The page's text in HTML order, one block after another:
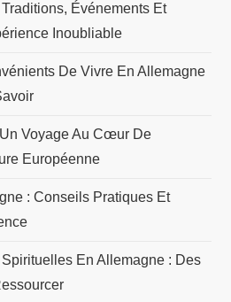
Événements Et
Inoubliable
De Vivre En Allemagne
Voyage Au Cœur De
Européenne
: Conseils Pratiques Et
En Allemagne : Des